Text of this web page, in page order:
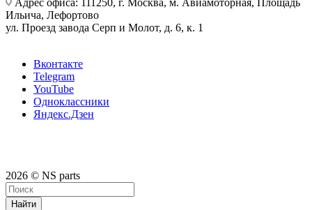
Ильича, Лефортово
ул. Проезд завода Серп и Молот, д. 6, к. 1
Вконтакте
Telegram
YouTube
Одноклассники
Яндекс.Дзен
2026 © NS parts
Найти